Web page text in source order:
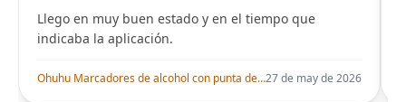
Llego en muy buen estado y en el tiempo que
indicaba la aplicación.
Ohuhu Marcadores de alcohol con punta de pincel – Juego de marcadores artísticos de doble punta con certificación AP para artistas adultos27 de may de 2026